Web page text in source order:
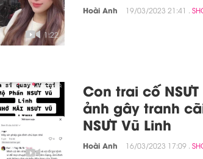
1:22
Hoài Anh 19/03/2023 21:41 .
1:32
Con trai cố
ảnh gây tranh
NSƯT Vũ Linh
Hoài Anh 16/03/2023 17:09 .